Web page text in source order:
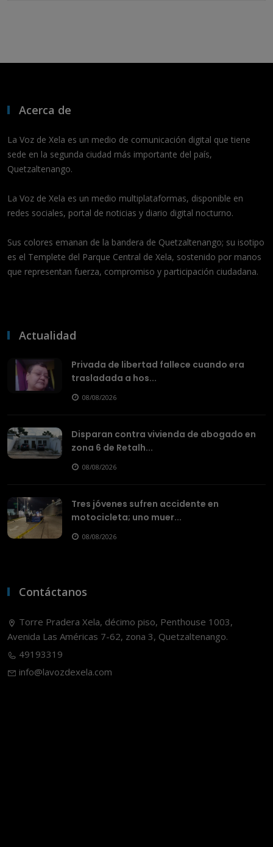
Acerca de
La Voz de Xela es un medio de comunicación digital que tiene
sede en la segunda ciudad más importante del país,
Quetzaltenango.
La Voz de Xela es un medio multiplataformas, disponible en
redes sociales, portal de noticias y diario digital nocturno.
Sus colores emanan de la bandera de Quetzaltenango; su isotipo
es el Templete del Parque Central de Xela, sostenido por manos
que representan fuerza, compromiso y participación ciudadana.
Actualidad
Privada de libertad fallece cuando era
trasladada a hos...
08/08/2026
Disparan contra vivienda de abogado en
zona 6 de Retalh...
08/08/2026
Tres jóvenes sufren accidente en
motocicleta; uno muer...
08/08/2026
Contáctanos
Torre Pradera Xela, décimo piso, Penthouse 1003,
Avenida Las Américas 7-62, zona 3, Quetzaltenango.
49193319
info@lavozdexela.com